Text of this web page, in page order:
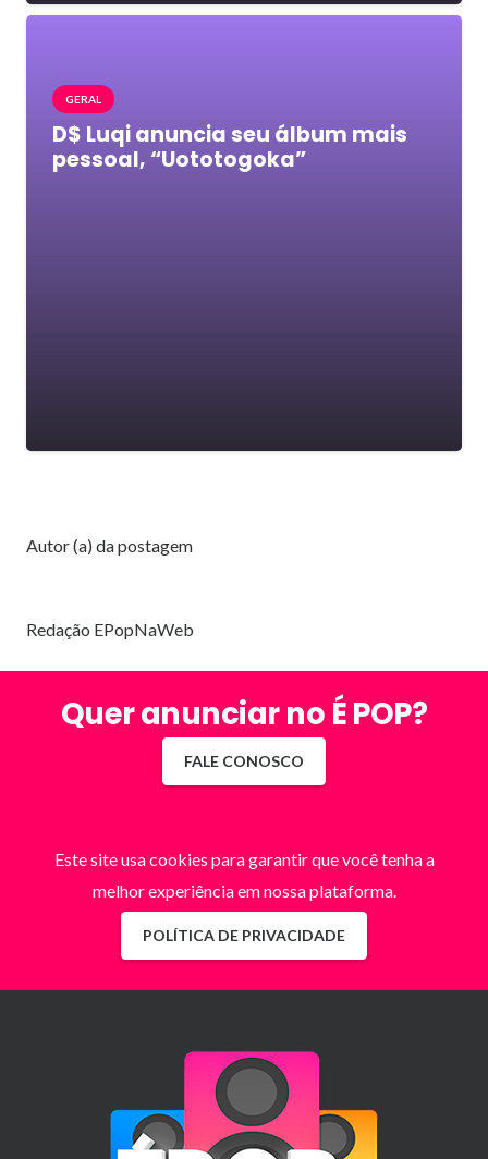
GERAL
D$ Luqi anuncia seu álbum mais
pessoal, “Uototogoka”
Autor (a) da postagem
Redação EPopNaWeb
Quer anunciar no É POP?
FALE CONOSCO
Este site usa cookies para garantir que você tenha a
melhor experiência em nossa plataforma.
POLÍTICA DE PRIVACIDADE